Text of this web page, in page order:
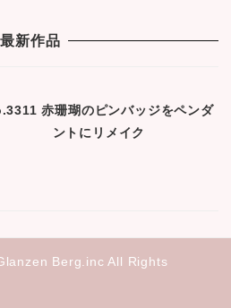
最新作品
赤珊瑚のピンバッジをペンダ
ントにリメイク
Berg.inc All Rights